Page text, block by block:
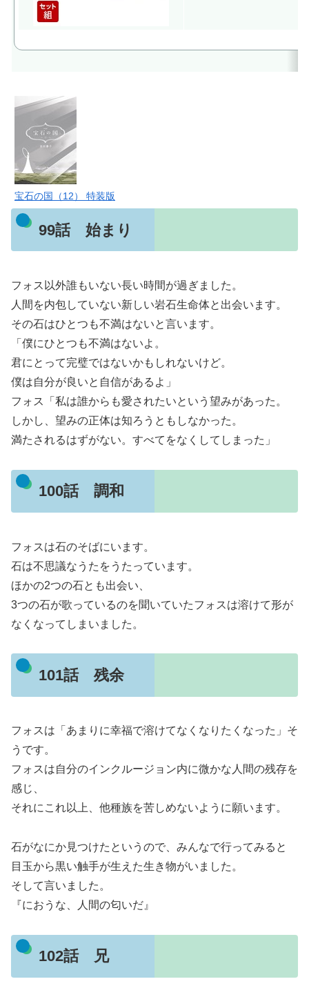
宝石の国（12） 特装版
99話 始まり
フォス以外誰もいない長い時間が過ぎました。
人間を内包していない新しい岩石生命体と出会います。
その石はひとつも不満はないと言います。
「僕にひとつも不満はないよ。
君にとって完璧ではないかもしれないけど。
僕は自分が良いと自信があるよ」
フォス「私は誰からも愛されたいという望みがあった。
しかし、望みの正体は知ろうともしなかった。
満たされるはずがない。すべてをなくしてしまった」
100話 調和
フォスは石のそばにいます。
石は不思議なうたをうたっています。
ほかの2つの石とも出会い、
3つの石が歌っているのを聞いていたフォスは溶けて形が
なくなってしまいました。
101話 残余
フォスは「あまりに幸福で溶けてなくなりたくなった」そ
うです。
フォスは自分のインクルージョン内に微かな人間の残存を
感じ、
それにこれ以上、他種族を苦しめないように願います。
石がなにか見つけたというので、みんなで行ってみると
目玉から黒い触手が生えた生き物がいました。
そして言いました。
『におうな、人間の匂いだ』
102話 兄